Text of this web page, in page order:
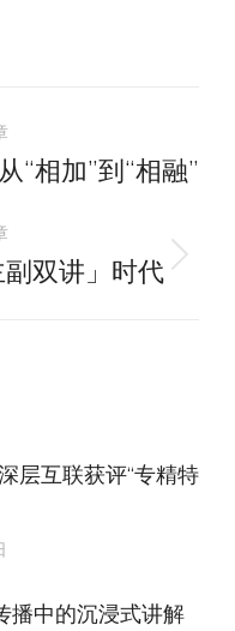
“相加”到“相融”
双讲」时代
层互联获评“专精特
播中的沉浸式讲解